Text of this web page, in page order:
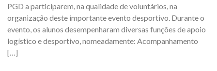
PGD a participarem, na qualidade de voluntários, na
organização deste importante evento desportivo. Durante o
evento, os alunos desempenharam diversas funções de apoio
logístico e desportivo, nomeadamente: Acompanhamento
[…]